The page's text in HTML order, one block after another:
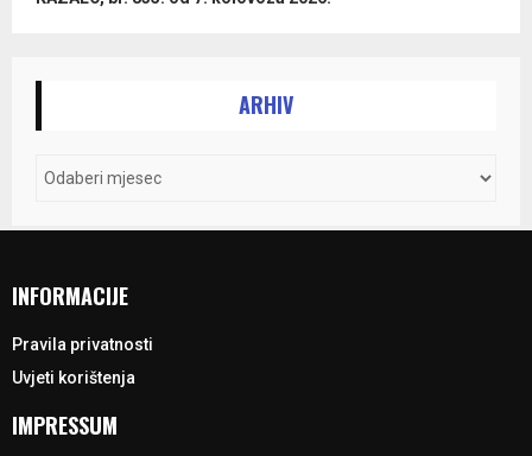
ARHIV
INFORMACIJE
Pravila privatnosti
Uvjeti korištenja
IMPRESSUM